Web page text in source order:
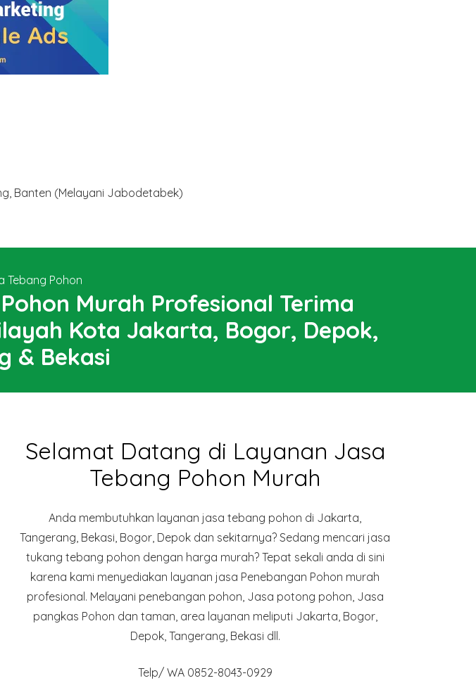
Banten (Melayani Jabodetabek)
Tebang Pohon
Murah Profesional Terima
Kota Jakarta, Bogor, Depok,
& Bekasi
Selamat Datang di Layanan Jasa
Tebang Pohon Murah
Anda membutuhkan layanan jasa tebang pohon di Jakarta,
Tangerang, Bekasi, Bogor, Depok dan sekitarnya? Sedang mencari jasa
tukang tebang pohon dengan harga murah? Tepat sekali anda di sini
karena kami menyediakan layanan jasa Penebangan Pohon murah
profesional. Melayani penebangan pohon, Jasa potong pohon, Jasa
pangkas Pohon dan taman, area layanan meliputi Jakarta, Bogor,
Depok, Tangerang, Bekasi dll.
Telp/ WA 0852-8043-0929